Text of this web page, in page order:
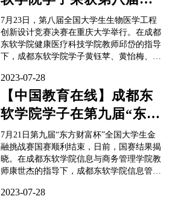
指导教师。...
国大学生生物医学工程创
新设计竞赛...
7月23日，第八届全国大学生生物医学工程
创新设计竞赛决赛在重庆大学举行。在成都
东软学院健康医疗科技学院教师邱岱的指导
下，成都东软学院学子黄钰苹、黄怡梅、陈
教师任丽萍的指导下，学子杨婷、李欣宇、
杨煜组成的参赛团队荣获三等奖。本届大赛
由中国生物医学工程学会主办，重庆大学生
物工程学院承办，旨在...
2023-07-28
【中国教育在线】成都东
软学院学子在第九届“东方
财富杯”全国大学生金融挑
战赛中...
7月21日第九届“东方财富杯”全国大学生金
融挑战赛国赛顺利结束，日前，国赛结果揭
晓。在成都东软学院信息与商务管理学院教
师康世杰的指导下，成都东软学院信息管理
得国赛一等奖，齐雨萌等3人获得国赛二等
2023-07-28